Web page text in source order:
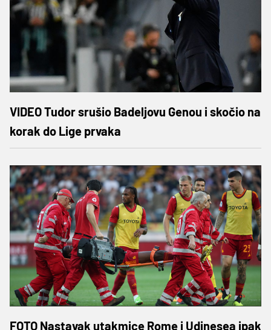
VIDEO Tudor srušio Badeljovu Genou i skočio na
korak do Lige prvaka
FOTO Nastavak utakmice Rome i Udinesea ipak